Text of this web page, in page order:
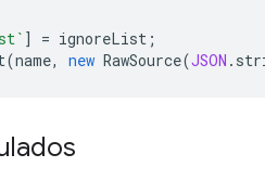
] = ignoreList ;
(name, new RawSource(JSON .